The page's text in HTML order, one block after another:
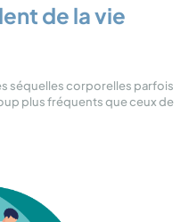
de la vie
séquelles corporelles parfois
plus fréquents que ceux de